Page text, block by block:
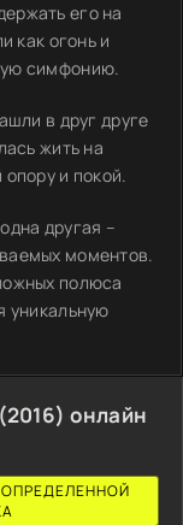
его на
как огонь и
симфонию.
в друг друге
жить на
и покой.
другая –
моментов.
полюса
уникальную
онлайн